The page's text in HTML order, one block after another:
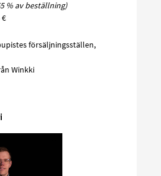
% av beställning)
€
försäljningsställen,
Winkki